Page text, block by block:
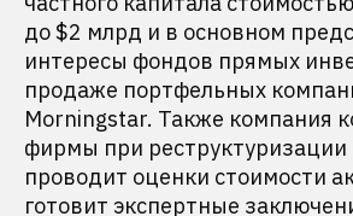
до $2 млрд и в основном
интересы фондов прямых
продаже портфельных
Morningstar. Также компания
фирмы при реструктуризации
проводит оценки стоимости
готовит экспертные